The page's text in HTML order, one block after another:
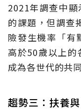
2021年調查中
的課題，但調查
險發生機率「有
高於50歲以上的
成為各世代的共
趨勢三：扶養